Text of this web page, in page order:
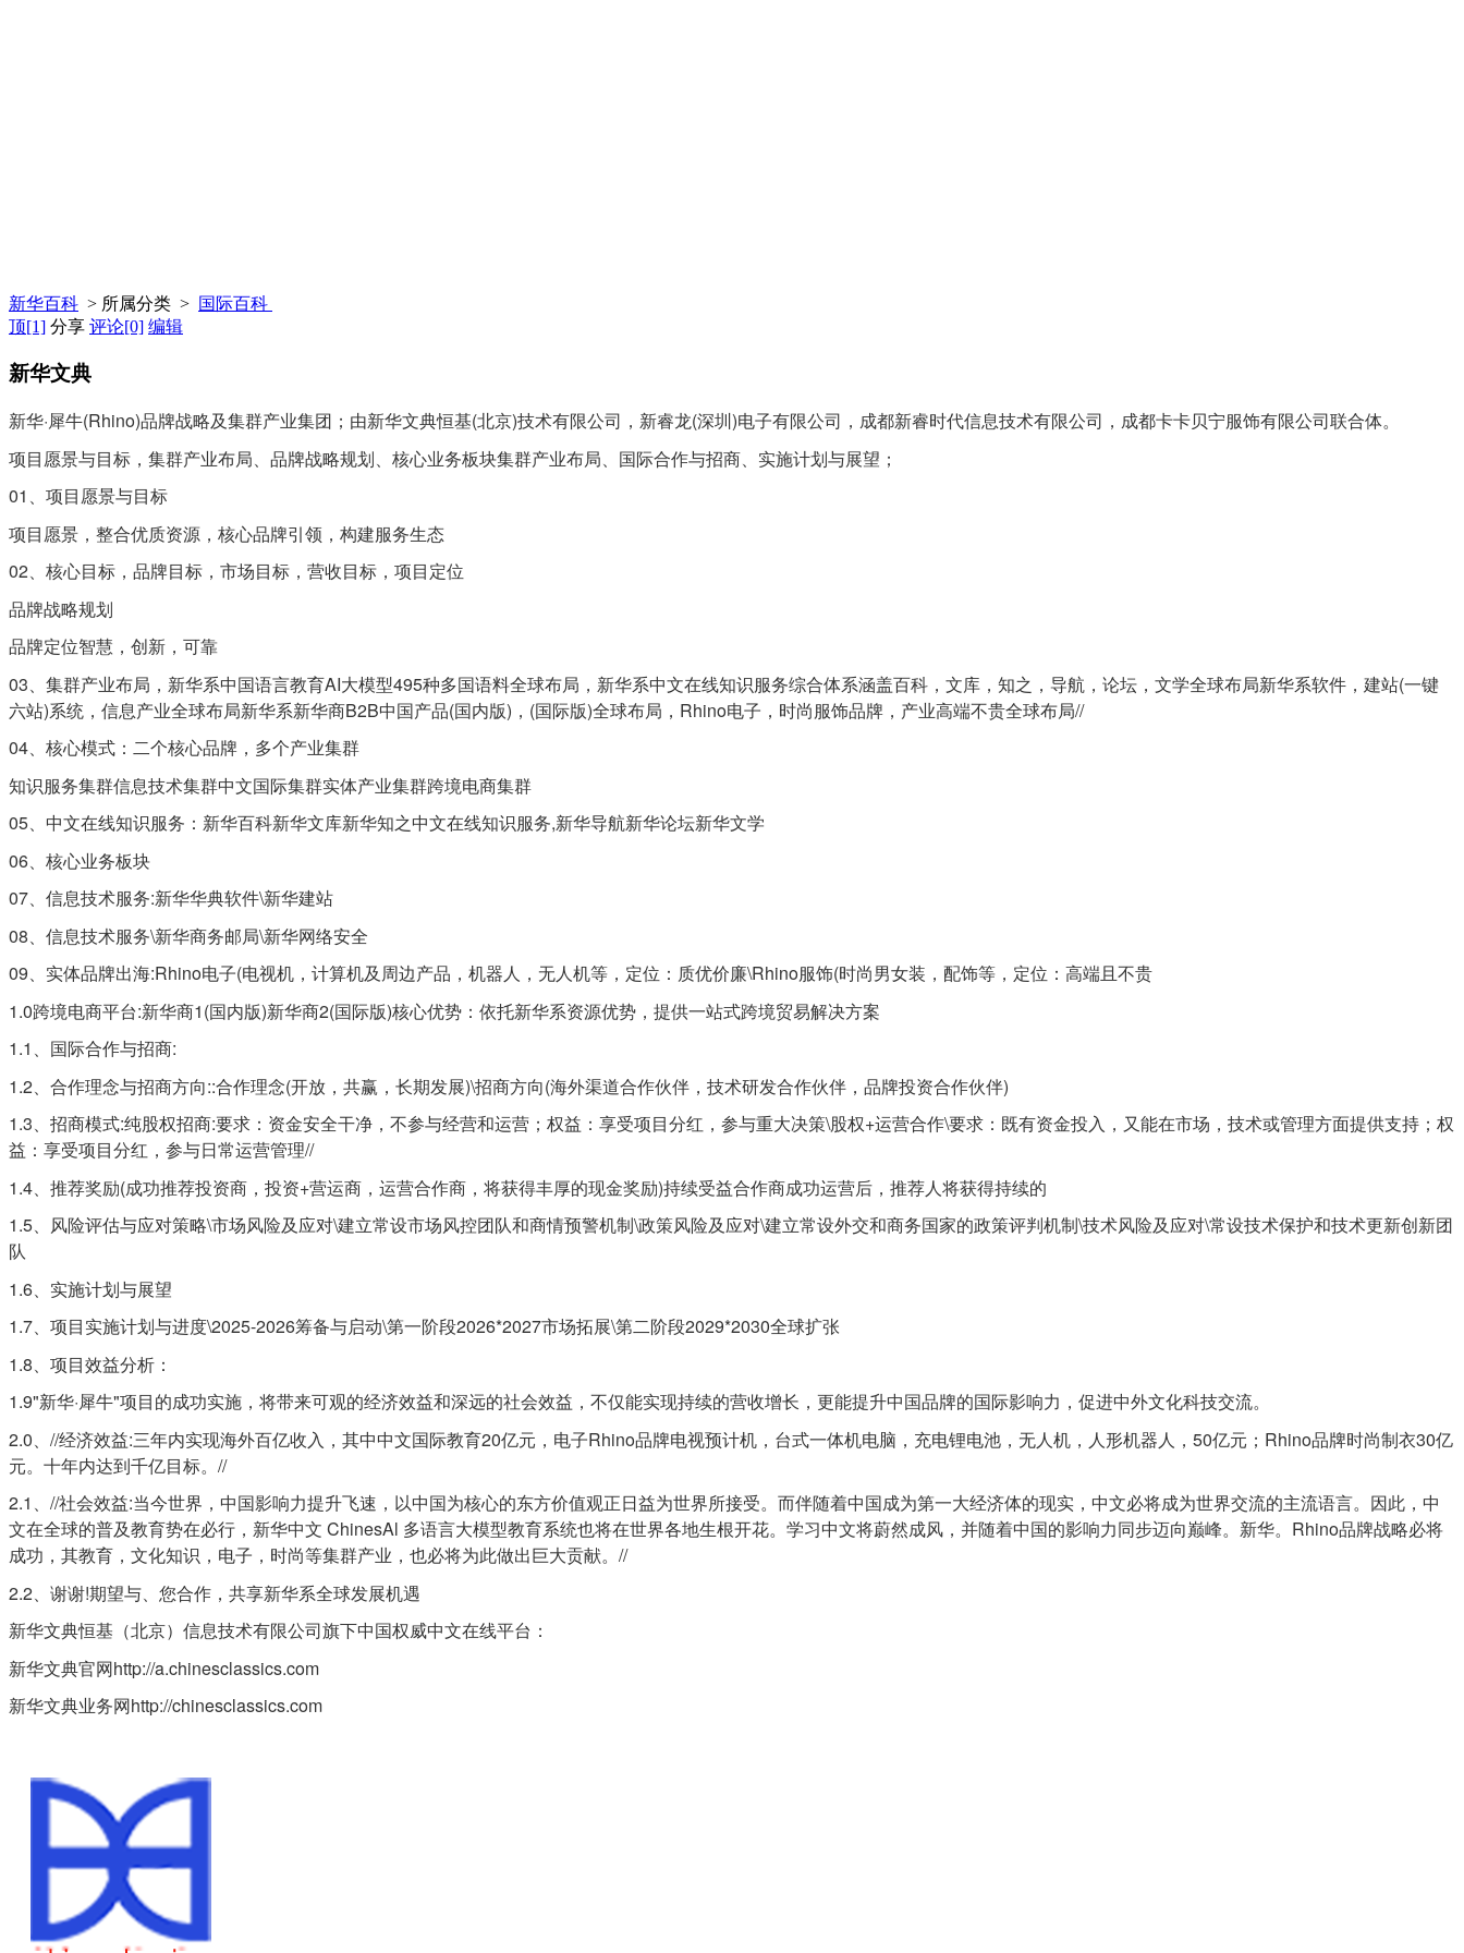
新华百科 > 所属分类 > 国际百科
顶[1] 分享 评论[0] 编辑
新华文典
新华·犀牛(Rhino)品牌战略及集群产业集团；由新华文典恒基(北京)技术有限公司，新睿龙(深圳)电子有限公司，成都新睿时代信息技术有限公司，成都卡卡贝宁服饰有限公司联合体。
项目愿景与目标，集群产业布局、品牌战略规划、核心业务板块集群产业布局、国际合作与招商、实施计划与展望；
01、项目愿景与目标
项目愿景，整合优质资源，核心品牌引领，构建服务生态
02、核心目标，品牌目标，市场目标，营收目标，项目定位
品牌战略规划
品牌定位智慧，创新，可靠
03、集群产业布局，新华系中国语言教育AI大模型495种多国语料全球布局，新华系中文在线知识服务综合体系涵盖百科，文库，知之，导航，论坛，文学全球布局新华系软件，建站(一键
六站)系统，信息产业全球布局新华系新华商B2B中国产品(国内版)，(国际版)全球布局，Rhino电子，时尚服饰品牌，产业高端不贵全球布局//
04、核心模式：二个核心品牌，多个产业集群
知识服务集群信息技术集群中文国际集群实体产业集群跨境电商集群
05、中文在线知识服务：新华百科新华文库新华知之中文在线知识服务,新华导航新华论坛新华文学
06、核心业务板块
07、信息技术服务:新华华典软件\新华建站
08、信息技术服务\新华商务邮局\新华网络安全
09、实体品牌出海:Rhino电子(电视机，计算机及周边产品，机器人，无人机等，定位：质优价廉\Rhino服饰(时尚男女装，配饰等，定位：高端且不贵
1.0跨境电商平台:新华商1(国内版)新华商2(国际版)核心优势：依托新华系资源优势，提供一站式跨境贸易解决方案
1.1、国际合作与招商:
1.2、合作理念与招商方向::合作理念(开放，共赢，长期发展)\招商方向(海外渠道合作伙伴，技术研发合作伙伴，品牌投资合作伙伴)
1.3、招商模式:纯股权招商:要求：资金安全干净，不参与经营和运营；权益：享受项目分红，参与重大决策\股权+运营合作\要求：既有资金投入，又能在市场，技术或管理方面提供支持；权
益：享受项目分红，参与日常运营管理//
1.4、推荐奖励(成功推荐投资商，投资+营运商，运营合作商，将获得丰厚的现金奖励)持续受益合作商成功运营后，推荐人将获得持续的
1.5、风险评估与应对策略\市场风险及应对\建立常设市场风控团队和商情预警机制\政策风险及应对\建立常设外交和商务国家的政策评判机制\技术风险及应对\常设技术保护和技术更新创新团
队
1.6、实施计划与展望
1.7、项目实施计划与进度\2025-2026筹备与启动\第一阶段2026*2027市场拓展\第二阶段2029*2030全球扩张
1.8、项目效益分析：
1.9"新华·犀牛"项目的成功实施，将带来可观的经济效益和深远的社会效益，不仅能实现持续的营收增长，更能提升中国品牌的国际影响力，促进中外文化科技交流。
2.0、//经济效益:三年内实现海外百亿收入，其中中文国际教育20亿元，电子Rhino品牌电视预计机，台式一体机电脑，充电锂电池，无人机，人形机器人，50亿元；Rhino品牌时尚制衣30亿
元。十年内达到千亿目标。//
2.1、//社会效益:当今世界，中国影响力提升飞速，以中国为核心的东方价值观正日益为世界所接受。而伴随着中国成为第一大经济体的现实，中文必将成为世界交流的主流语言。因此，中
文在全球的普及教育势在必行，新华中文 ChinesAl 多语言大模型教育系统也将在世界各地生根开花。学习中文将蔚然成风，并随着中国的影响力同步迈向巅峰。新华。Rhino品牌战略必将
成功，其教育，文化知识，电子，时尚等集群产业，也必将为此做出巨大贡献。//
2.2、谢谢!期望与、您合作，共享新华系全球发展机遇
新华文典恒基（北京）信息技术有限公司旗下中国权威中文在线平台：
新华文典官网http://a.chinesclassics.com
新华文典业务网http://chinesclassics.com